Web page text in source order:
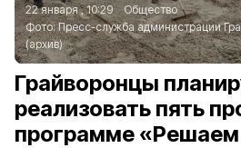
22 января , 10:29
Общество
Фото:Пресс-служба администрации
(архив)
Грайворонцы
реализовать пять
программе